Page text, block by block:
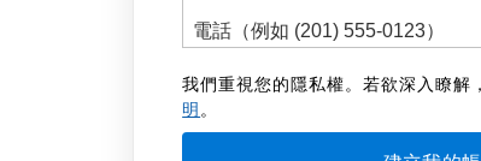
我們重視您的隱私權。若欲深入瞭解
明。